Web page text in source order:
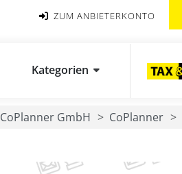
ZUM ANBIETERKONTO
Kategorien
CoPlanner GmbH CoPlanner